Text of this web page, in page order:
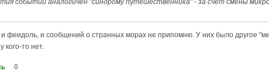
феидоль, и сообщений о странных морах не припомню. У них было другое
кого-то нет.
0